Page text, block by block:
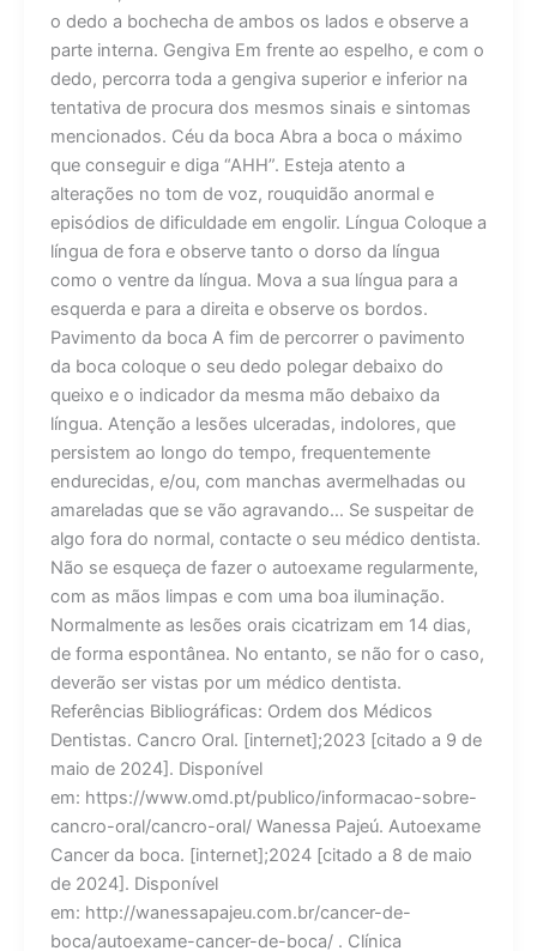
o dedo a bochecha de ambos os lados e observe a
parte interna. Gengiva Em frente ao espelho, e com o
dedo, percorra toda a gengiva superior e inferior na
tentativa de procura dos mesmos sinais e sintomas
mencionados. Céu da boca Abra a boca o máximo
que conseguir e diga “AHH”. Esteja atento a
alterações no tom de voz, rouquidão anormal e
episódios de dificuldade em engolir. Língua Coloque a
língua de fora e observe tanto o dorso da língua
como o ventre da língua. Mova a sua língua para a
esquerda e para a direita e observe os bordos.
Pavimento da boca A fim de percorrer o pavimento
da boca coloque o seu dedo polegar debaixo do
queixo e o indicador da mesma mão debaixo da
língua. Atenção a lesões ulceradas, indolores, que
persistem ao longo do tempo, frequentemente
endurecidas, e/ou, com manchas avermelhadas ou
amareladas que se vão agravando… Se suspeitar de
algo fora do normal, contacte o seu médico dentista.
Não se esqueça de fazer o autoexame regularmente,
com as mãos limpas e com uma boa iluminação.
Normalmente as lesões orais cicatrizam em 14 dias,
de forma espontânea. No entanto, se não for o caso,
deverão ser vistas por um médico dentista.
Referências Bibliográficas: Ordem dos Médicos
Dentistas. Cancro Oral. [internet];2023 [citado a 9 de
maio de 2024]. Disponível
em: https://www.omd.pt/publico/informacao-sobre-
cancro-oral/cancro-oral/ Wanessa Pajeú. Autoexame
Cancer da boca. [internet];2024 [citado a 8 de maio
de 2024]. Disponível
em: http://wanessapajeu.com.br/cancer-de-
boca/autoexame-cancer-de-boca/ . Clínica